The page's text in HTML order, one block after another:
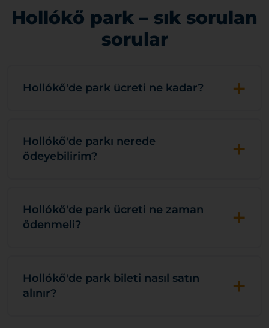
Hollókő park – sık sorulan
sorular
Hollókő'de park ücreti ne kadar? +
Hollókő'de parkı nerede
ödeyebilirim?
+
Hollókő'de park ücreti ne zaman
ödenmeli?
+
Hollókő'de park bileti nasıl satın
alınır?
+